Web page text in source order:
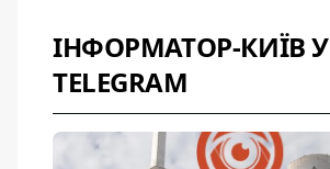
ІНФОРМАТОР-КИЇВ У
TELEGRAM